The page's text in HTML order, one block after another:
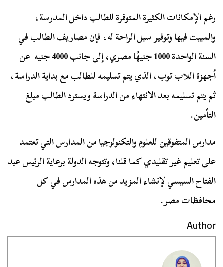
رغم الإمكانات الكثيرة المتوفرة للطالب داخل المدرسة،
والمبيت فيها وتوفير سبل الراحة له، فإن مصاريف الطالب في
السنة الواحدة 1000 جنيهًا مصري، إلى جانب 4000 جنيه عن
أجهزة اللاب توب، الذي يتم تسليمه للطالب مع بداية الدراسة،
ثم يتم تسليمه بعد الانتهاء من الدراسة ويسترد الطالب مبلغ
التأمين.
مدارس المتفوقين للعلوم والتكنولوجيا من المدارس التي تعتمد
على تعليم غير تقليدي كما قلنا، وتتوجه الدولة برعاية الرئيس عبد
الفتاح السيسي لإنشاء المزيد من هذه المدارس في كل
محافظات مصر.
Author